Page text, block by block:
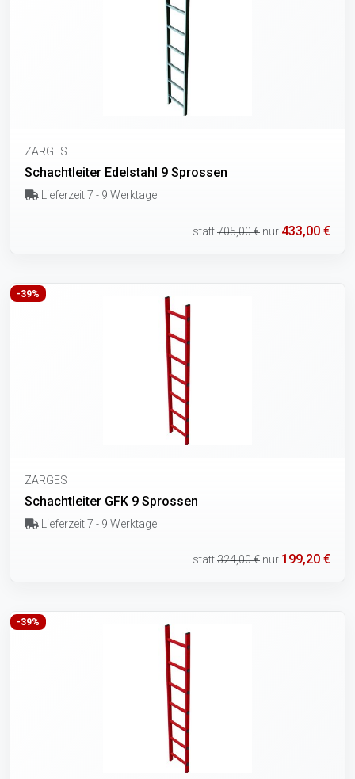
ZARGES
Schachtleiter Edelstahl 9 Sprossen
Lieferzeit 7 - 9 Werktage
statt705,00 € nur 433,00 €
-39%
ZARGES
Schachtleiter GFK 9 Sprossen
Lieferzeit 7 - 9 Werktage
statt324,00 € nur 199,20 €
-39%